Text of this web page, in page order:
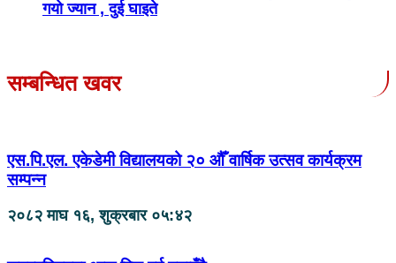
गयो ज्यान , दुई घाइते
सम्बन्धित खवर
एस.पि.एल. एकेडेमी विद्यालयको २० औँ वार्षिक उत्सव कार्यक्रम
सम्पन्न
२०८२ माघ १६, शुक्रबार ०५:४२